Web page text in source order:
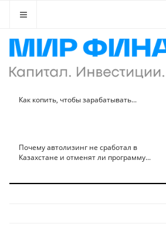
Как копить, чтобы зарабатывать...
Почему автолизинг не сработал в
Казахстане и отменят ли программу...